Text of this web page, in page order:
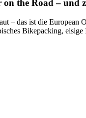
the Road – und
– das ist die
Bikepacking,